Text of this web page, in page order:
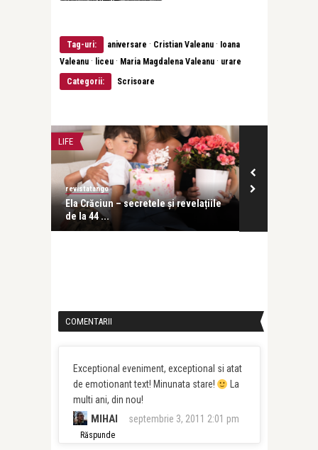
Tag-uri: aniversare · Cristian Valeanu · Ioana
Valeanu · liceu · Maria Magdalena Valeanu · urare
Categorii:
Scrisoare
LIFE
revistatango
Ela Crăciun – secretele și revelațiile
de la 44 ...
COMENTARII
Exceptional eveniment, exceptional si atat
de emotionant text! Minunata stare!
La
multi ani, din nou!
MIHAI septembrie 3, 2011 2:01 pm
Răspunde